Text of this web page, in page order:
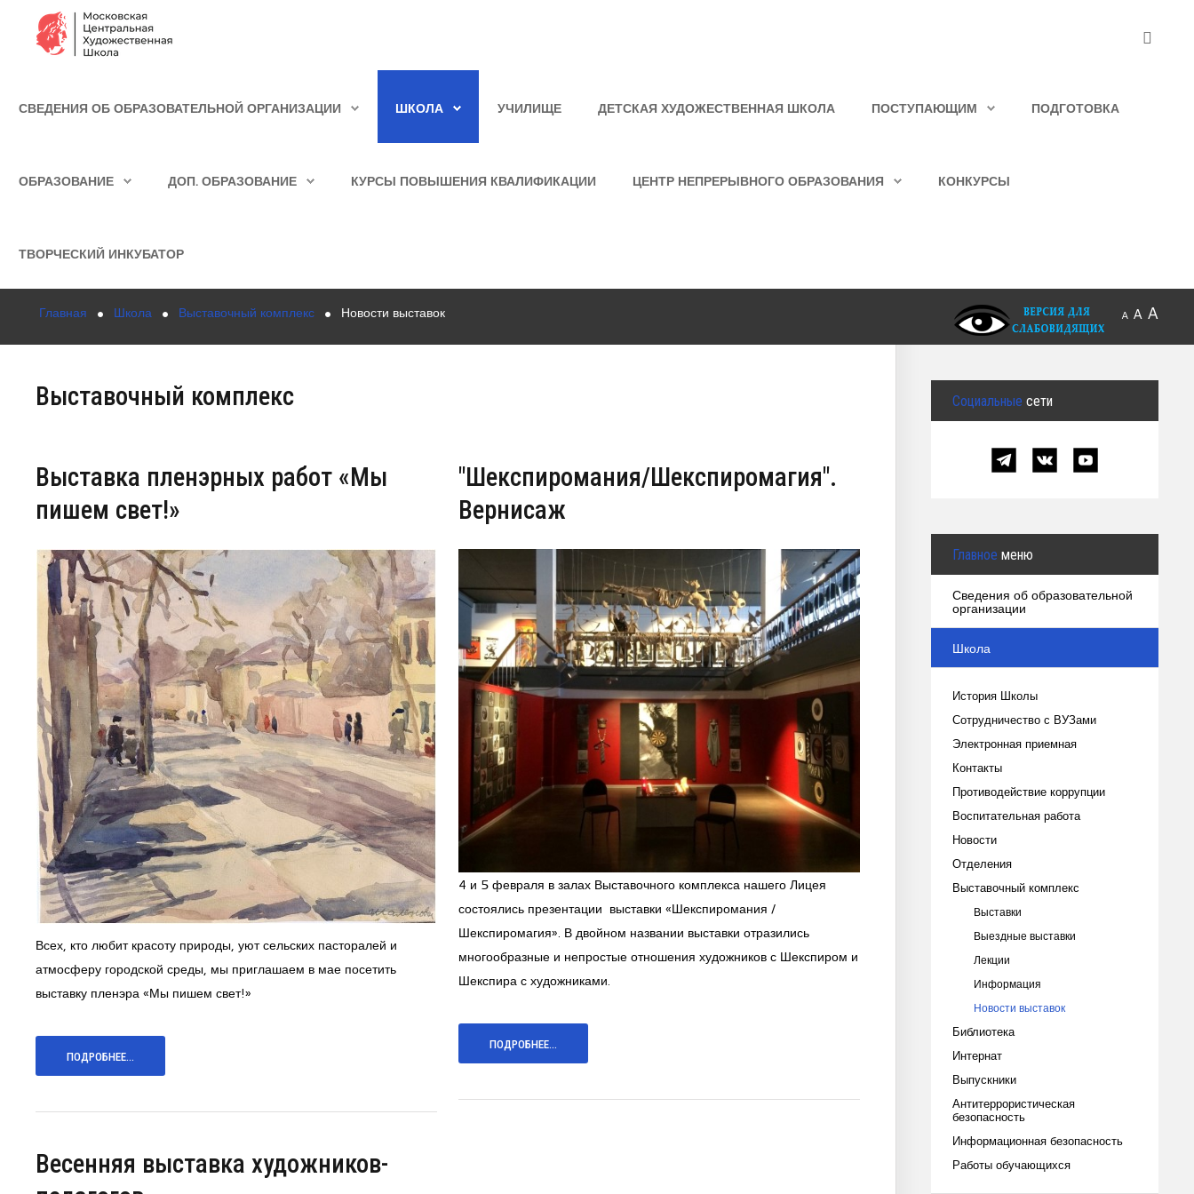
Образование
Курсы повышения квалификации
Конкурсы
Творческий инкубатор
СВЕДЕНИЯ ОБ ОБРАЗОВАТЕЛЬНОЙ ОРГАНИЗАЦИИ ШКОЛА УЧИЛИЩЕ ДЕТСКАЯ ХУДОЖЕСТВЕННАЯ ШКОЛА ПОСТУПАЮЩИМ ПОДГОТОВКА
ОБРАЗОВАНИЕ ДОП. ОБРАЗОВАНИЕ КУРСЫ ПОВЫШЕНИЯ КВАЛИФИКАЦИИ ЦЕНТР НЕПРЕРЫВНОГО ОБРАЗОВАНИЯ КОНКУРСЫ
ТВОРЧЕСКИЙ ИНКУБАТОР
Главная Школа Выставочный комплекс Новости выставок A A A
Выставочный комплекс
Выставка пленэрных работ «Мы
пишем свет!»
Всех, кто любит красоту природы, уют сельских пасторалей и
атмосферу городской среды, мы приглашаем в мае посетить
выставку пленэра «Мы пишем свет!»
ПОДРОБНЕЕ...
"Шекспиромания/Шекспиромагия".
Вернисаж
4 и 5 февраля в залах Выставочного комплекса нашего Лицея
состоялись презентации выставки «Шекспиромания /
Шекспиромагия». В двойном названии выставки отразились
многообразные и непростые отношения художников с Шекспиром и
Шекспира с художниками.
ПОДРОБНЕЕ...
Весенняя выставка художников-
Социальные сети
Главное меню
Сведения об образовательной
организации
Школа
История Школы
Сотрудничество с ВУЗами
Электронная приемная
Контакты
Противодействие коррупции
Воспитательная работа
Новости
Отделения
Выставочный комплекс
Выставки
Выездные выставки
Лекции
Информация
Новости выставок
Библиотека
Интернат
Выпускники
Антитеррористическая
безопасность
Информационная безопасность
Работы обучающихся